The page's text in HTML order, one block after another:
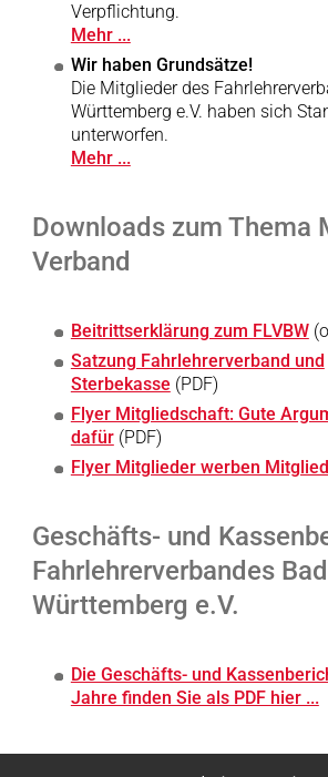
Verpflichtung.
Mehr ...
Wir haben Grundsätze!
Die Mitglieder des
Württemberg e.V. haben sich
unterworfen.
Mehr ...
Downloads zum Thema
Verband
Beitrittserklärung zum FLVBW
Satzung Fahrlehrerverband und
Sterbekasse (PDF)
Flyer Mitgliedschaft: Gute
dafür(PDF)
Flyer Mitglieder werben
Geschäfts- und
Fahrlehrerverbandes
Württemberg e.V.
Die Geschäfts- und
Jahre finden Sie als PDF hier ...